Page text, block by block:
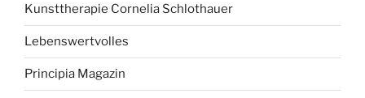
Kunsttherapie Cornelia Schlothauer
Lebenswertvolles
Principia Magazin